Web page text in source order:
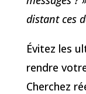
distant ces
Évitez les
rendre
Cherchez